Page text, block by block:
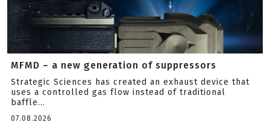
MFMD – a new generation of suppressors
Strategic Sciences has created an exhaust device that
uses a controlled gas flow instead of traditional
baffle...
07.08.2026